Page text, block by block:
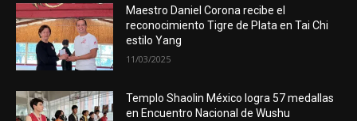
Maestro Daniel Corona recibe el
reconocimiento Tigre de Plata en Tai Chi
estilo Yang
11/03/2025
Templo Shaolin México logra 57 medallas
en Encuentro Nacional de Wushu